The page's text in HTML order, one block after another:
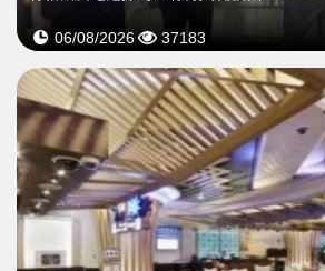
06/08/2026 37183